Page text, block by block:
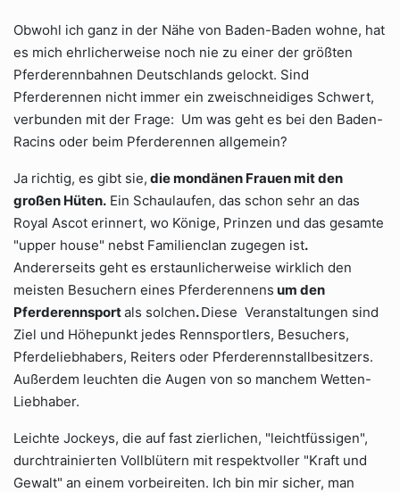
Obwohl ich ganz in der Nähe von Baden-Baden wohne, hat
es mich ehrlicherweise noch nie zu einer der größten
Pferderennbahnen Deutschlands gelockt. Sind
Pferderennen nicht immer ein zweischneidiges Schwert,
verbunden mit der Frage: Um was geht es bei den Baden-
Racins oder beim Pferderennen allgemein?
Ja richtig, es gibt sie, die mondänen Frauen mit den
großen Hüten. Ein Schaulaufen, das schon sehr an das
Royal Ascot erinnert, wo Könige, Prinzen und das gesamte
"upper house" nebst Familienclan zugegen ist.
Andererseits geht es erstaunlicherweise wirklich den
meisten Besuchern eines Pferderennens um den
Pferderennsportals solchen.Diese Veranstaltungen sind
Ziel und Höhepunkt jedes Rennsportlers, Besuchers,
Pferdeliebhabers, Reiters oder Pferderennstallbesitzers.
Außerdem leuchten die Augen von so manchem Wetten-
Liebhaber.
Leichte Jockeys, die auf fast zierlichen, "leichtfüssigen",
durchtrainierten Vollblütern mit respektvoller "Kraft und
Gewalt" an einem vorbeireiten. Ich bin mir sicher, man